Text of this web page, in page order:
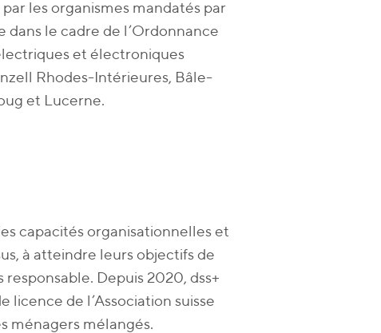
les organismes mandatés par
dans le cadre de l’Ordonnance
et électroniques
Rhodes-Intérieures, Bâle-
et Lucerne.
capacités organisationnelles et
à atteindre leurs objectifs de
Depuis 2020, dss+
licence de l’Association suisse
ménagers mélangés.